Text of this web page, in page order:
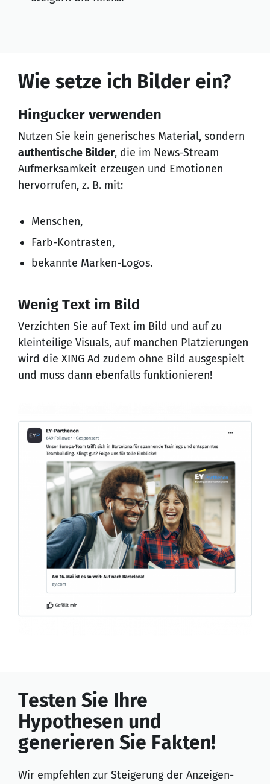
Wie setze ich Bilder ein?
Hingucker verwenden
Nutzen Sie kein generisches Material, sondern
authentische Bilder, die im News-Stream
Aufmerksamkeit erzeugen und Emotionen
hervorrufen, z. B. mit:
Menschen,
Farb-Kontrasten,
bekannte Marken-Logos.
Wenig Text im Bild
Verzichten Sie auf Text im Bild und auf zu
kleinteilige Visuals, auf manchen Platzierungen
wird die XING Ad zudem ohne Bild ausgespielt
und muss dann ebenfalls funktionieren!
Testen Sie Ihre
Hypothesen und
generieren Sie Fakten!
Wir empfehlen zur Steigerung der Anzeigen-